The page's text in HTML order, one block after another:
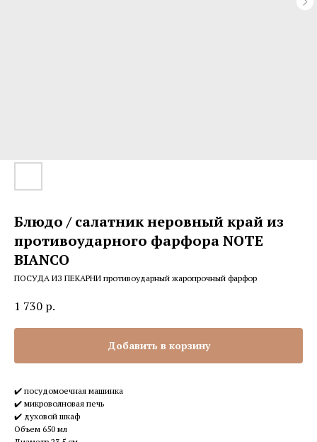
Блюдо / салатник неровный край из
противоударного фарфора NOTE
BIANCO
ПОСУДА ИЗ ПЕКАРНИ противоударный жаропрочный фарфор
1 730 р.
Добавить в корзину
✔️ посудомоечная машинка
✔️ микроволновая печь
✔️ духовой шкаф
Объем 650 мл